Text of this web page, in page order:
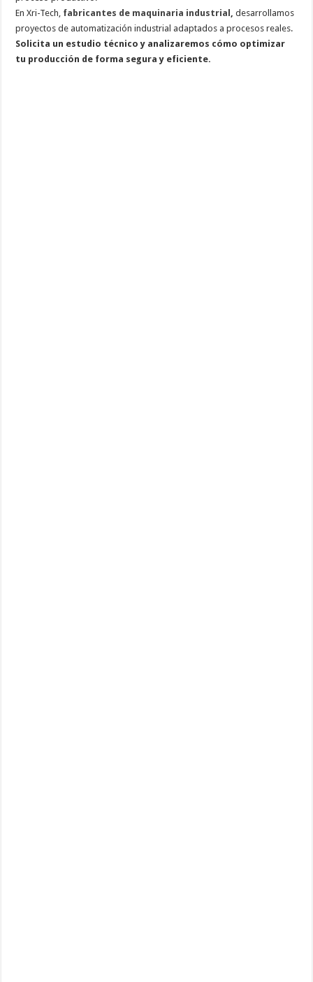
En Xri-Tech, fabricantes de maquinaria industrial
desarrollamos
proyectos de automatización industrial adaptados a procesos reales.
Solicita un estudio técnico y analizaremos cómo optimizar
tu producción de forma segura y eficiente.